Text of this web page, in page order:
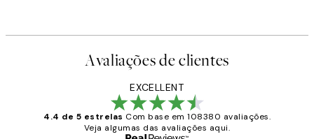
Avaliações de clientes
EXCELLENT
4.4 de 5 estrelas Com base em 108380 avaliações.
Veja algumas das avaliações aqui.